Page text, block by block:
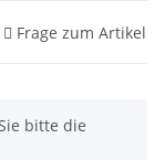
Frage zum Artikel
bitte die